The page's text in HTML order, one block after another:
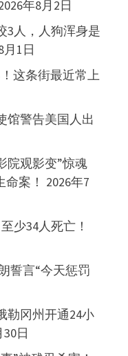
年8月2日
3人，人狗浑身是
月1日
这条街最近常上
馆警告美国人出
院观影变”惊魂
案！ 2026年7
少34人死亡！
誓言“今天惩罚
勒冈州开通24小
日